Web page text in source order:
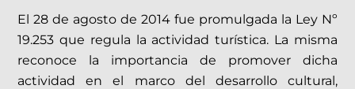
El 28 de agosto de 2014 fue promulgada la Ley Nº
19.253 que regula la actividad turística. La misma
reconoce la importancia de promover dicha
actividad en el marco del desarrollo cultural,